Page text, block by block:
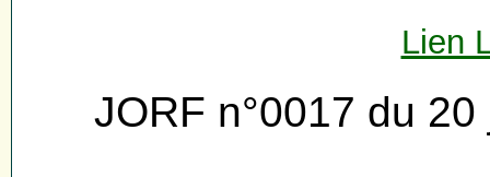
Lien
JORF n°0017 du